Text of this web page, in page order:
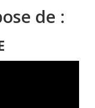
de :